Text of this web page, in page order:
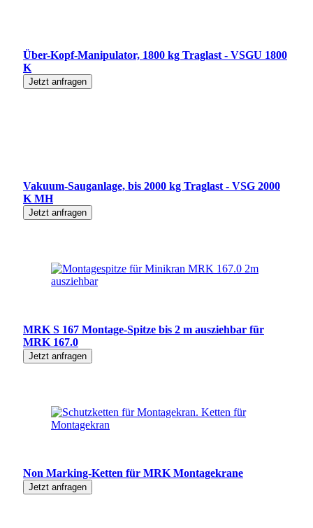
Über-Kopf-Manipulator, 1800 kg Traglast - VSGU 1800
K
Jetzt anfragen
Vakuum-Sauganlage, bis 2000 kg Traglast - VSG 2000
K MH
Jetzt anfragen
MRK S 167 Montage-Spitze bis 2 m ausziehbar für
MRK 167.0
Jetzt anfragen
Non Marking-Ketten für MRK Montagekrane
Jetzt anfragen